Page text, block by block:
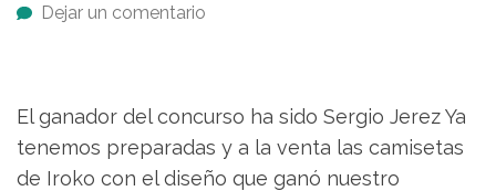
Dejar un comentario
El ganador del concurso ha sido Sergio Jerez Ya
tenemos preparadas y a la venta las camisetas
de Iroko con el diseño que ganó nuestro